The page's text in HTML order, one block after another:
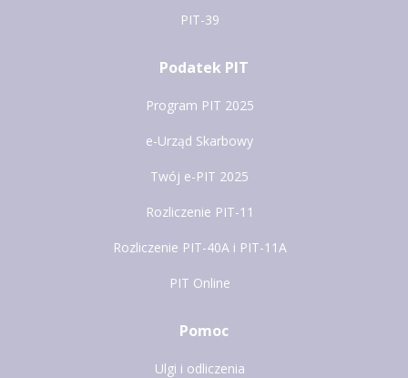
PIT-39
Podatek PIT
Program PIT 2025
e-Urząd Skarbowy
Twój e-PIT 2025
Rozliczenie PIT-11
Rozliczenie PIT-40A i PIT-11A
PIT Online
Pomoc
Ulgi i odliczenia